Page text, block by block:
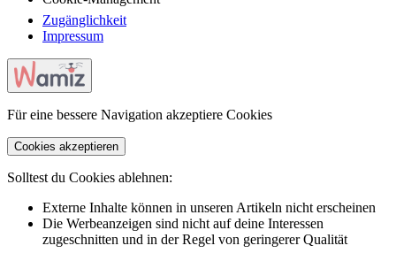
Zugänglichkeit
Impressum
Für eine bessere Navigation akzeptiere Cookies
Cookies akzeptieren
Solltest du Cookies ablehnen:
Externe Inhalte können in unseren Artikeln nicht erscheinen
Die Werbeanzeigen sind nicht auf deine Interessen
zugeschnitten und in der Regel von geringerer Qualität